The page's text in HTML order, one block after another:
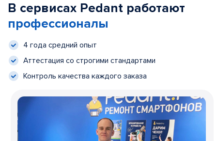
В сервисах Pedant работают
профессионалы
4 года средний опыт
Аттестация со строгими стандартами
Контроль качества каждого заказа